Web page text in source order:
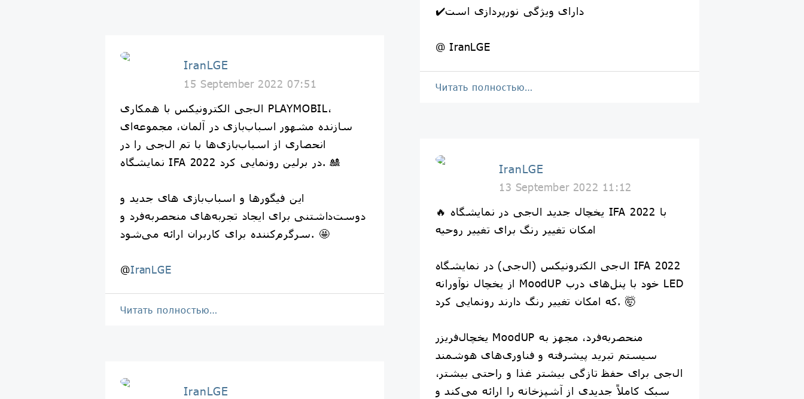
IranLGE
15 September 2022 07:51
ال‌جی الکترونیکس با همکاری PLAYMOBIL،
سازنده مشهور اسباب‌بازی در آلمان، مجموعه‌ای
انحصاری از اسباب‌بازی‌ها با تم ال‌جی را در
نمایشگاه IFA 2022 در برلین رونمایی کرد. 🎎
این فیگورها و اسباب‌بازی های جدید و
دوست‌داشتنی برای ایجاد تجربه‌های منحصربه‌فرد و
سرگرم‌کننده برای کاربران ارائه می‌شود. 🤩
@IranLGE
Читать полностью…
IranLGE
✔️دارای ویژگی نورپردازی است
@ IranLGE
Читать полностью…
IranLGE
13 September 2022 11:12
🔥 یخچال جدید ال‌جی در نمایشگاه IFA 2022 با
امکان تغییر رنگ برای تغییر روحیه
ال‌جی الکترونیکس (ال‌جی) در نمایشگاه IFA 2022
از یخچال نوآورانه MoodUP خود با پنل‌های درب LED
که امکان تغییر رنگ دارند رونمایی کرد. 🤯
یخچال‌فریزر MoodUP منحصربه‌فرد، مجهز به
سیستم تبرید پیشرفته و فناوری‌های هوشمند
ال‌جی برای حفظ تازگی بیشتر غذا و راحتی بیشتر،
سبک کاملاً جدیدی از آشپزخانه را ارائه می‌کند و